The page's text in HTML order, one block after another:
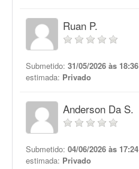
Ruan P.
Submetido: 31/05/2026 às 18:36
estimada: Privado
Anderson Da S.
Submetido: 04/06/2026 às 17:24
estimada: Privado